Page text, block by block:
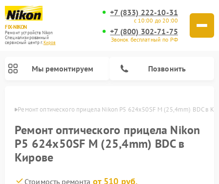
FIX-NIKON
Ремонт устройств Nikon
Специализированный
cервисный центр г.Киров
+7 (833) 222-10-31
с 10:00 до 20:00
+7 (800) 302-71-75
Звонок бесплатный по РФ
Мы ремонтируем Позвонить
Ремонт оптического прицела Nikon P5 624x50SF M (25,4mm) BDC в
Ремонт оптического прицела Nikon
P5 624x50SF M (25,4mm) BDC в
Кирове
Стоимость ремонта от 510 руб.